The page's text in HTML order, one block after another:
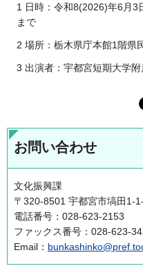
1 日時：令和8(2026)年6月3
まで
2 場所：栃木県庁本館1階県
3 出演者：宇都宮短期大学
お問い合わせ
文化振興課
〒320-8501 宇都宮市塙田1-
電話番号：028-623-2153
ファックス番号：028-623-
Email：